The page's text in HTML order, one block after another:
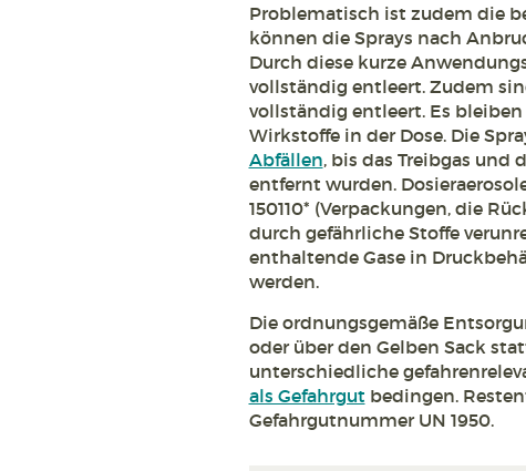
Problematisch ist zudem die
können die Sprays nach
Durch diese kurze
vollständig entleert. Zudem
vollständig entleert. Es bleiben
Wirkstoffe in der Dose. Die
Abfällen, bis das Treibgas und
entfernt wurden.
150110* (Verpackungen, die
durch gefährliche Stoffe
enthaltende Gase in
werden.
Die ordnungsgemäße
oder über den Gelben Sack
unterschiedliche
als Gefahrgut bedingen.
Gefahrgutnummer UN 1950.